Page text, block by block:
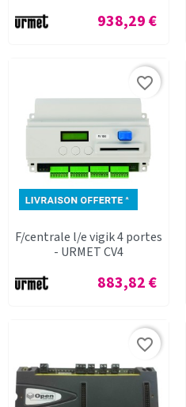
Prix
938,29 €
F/centrale l/e vigik 4 portes
- URMET CV4
Prix
883,82 €
favorite_border
favorite_border